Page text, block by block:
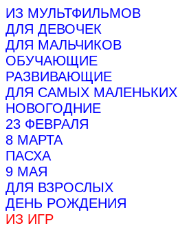
ИЗ МУЛЬТФИЛЬМОВ
ДЛЯ ДЕВОЧЕК
ДЛЯ МАЛЬЧИКОВ
ОБУЧАЮЩИЕ
РАЗВИВАЮЩИЕ
ДЛЯ САМЫХ МАЛЕНЬКИХ
НОВОГОДНИЕ
23 ФЕВРАЛЯ
8 МАРТА
ПАСХА
9 МАЯ
ДЛЯ ВЗРОСЛЫХ
ДЕНЬ РОЖДЕНИЯ
ИЗ ИГР